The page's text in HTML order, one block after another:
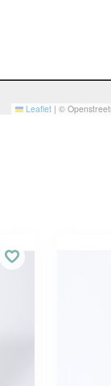
Leaflet | ©